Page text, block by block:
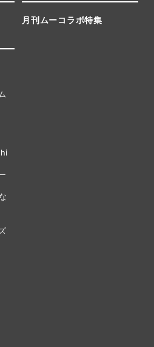
月刊ムーコラボ特集